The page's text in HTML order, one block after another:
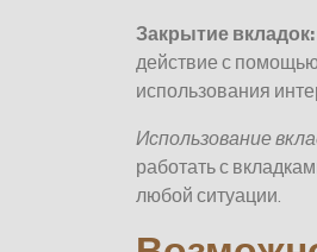
Закрытие вкладок:
действие с
использования
Использование
работать с
любой ситуации.